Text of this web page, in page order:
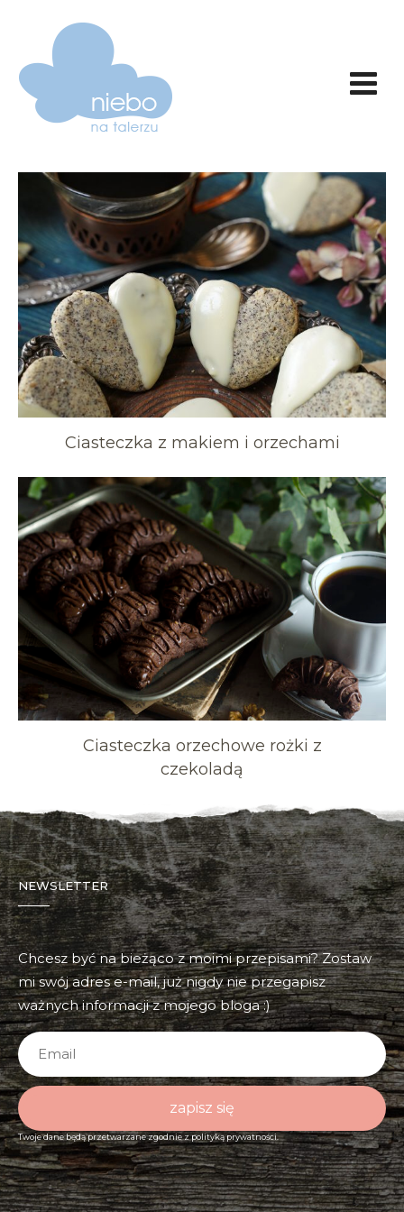
Ciasteczka z makiem i orzechami
Ciasteczka orzechowe rożki z
czekoladą
NEWSLETTER
Chcesz być na bieżąco z moimi przepisami? Zostaw
mi swój adres e-mail, już nigdy nie przegapisz
ważnych informacji z mojego bloga :)
zapisz się
Twoje dane będą przetwarzane zgodnie zpolityką prywatności.